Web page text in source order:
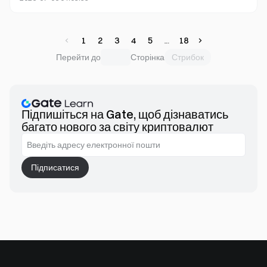
1 2 3 4 5
18
Перейти до
Сторінка Стрибок
Підпишіться на Gate, щоб дізнаватись
багато нового за світу криптовалют
Підписатися